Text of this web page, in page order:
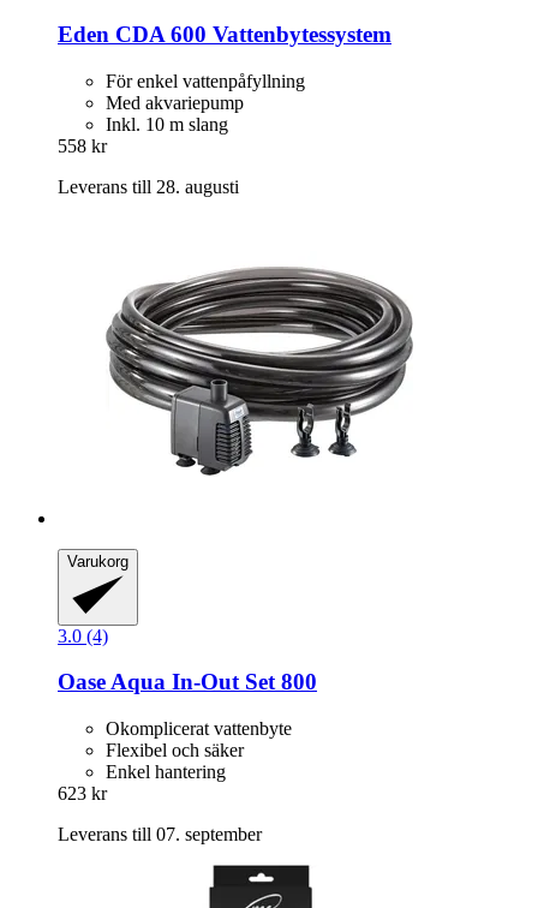
Eden CDA 600 Vattenbytessystem
För enkel vattenpåfyllning
Med akvariepump
Inkl. 10 m slang
558 kr
Leverans till 28. augusti
Varukorg
3.0 (4)
OaseAqua In-​Out Set 800
Okomplicerat vattenbyte
Flexibel och säker
Enkel hantering
623 kr
Leverans till 07. september